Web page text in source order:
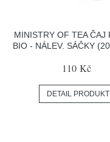
MINISTRY OF TEA ČAJ
BIO - NÁLEV. SÁČKY
110 Kč
DETAIL